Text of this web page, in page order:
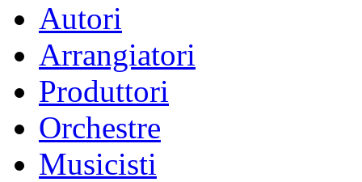
Autori
Arrangiatori
Produttori
Orchestre
Musicisti